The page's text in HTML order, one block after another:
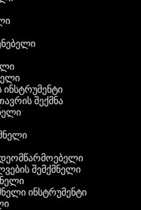
შექმნა
შემქმნელი
ინსტრუმენტი